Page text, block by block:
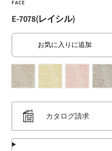
｜
ー
ン・
カ
ー
ト・
ラ
FACE
E-7078(レイシル)
カタログ請求
お気に入りに追加